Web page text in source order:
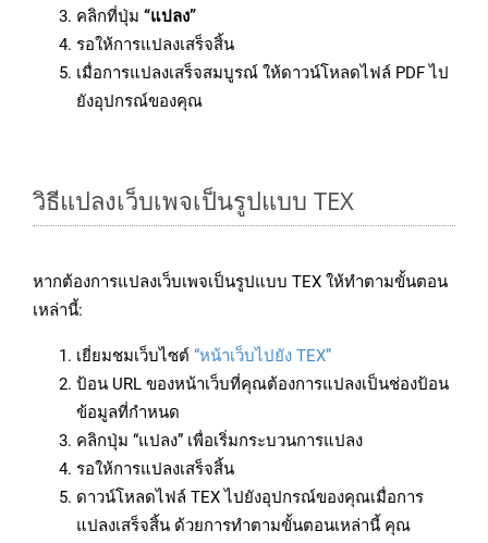
คลิกที่ปุ่ม “แปลง”
รอให้การแปลงเสร็จสิ้น
เมื่อการแปลงเสร็จสมบูรณ์ ให้ดาวน์โหลดไฟล์ PDF ไป
ยังอุปกรณ์ของคุณ
วิธีแปลงเว็บเพจเป็นรูปแบบ TEX
หากต้องการแปลงเว็บเพจเป็นรูปแบบ TEX ให้ทำตามขั้นตอน
เหล่านี้:
เยี่ยมชมเว็บไซต์ “หน้าเว็บไปยัง TEX”
ป้อน URL ของหน้าเว็บที่คุณต้องการแปลงเป็นช่องป้อน
ข้อมูลที่กำหนด
คลิกปุ่ม “แปลง” เพื่อเริ่มกระบวนการแปลง
รอให้การแปลงเสร็จสิ้น
ดาวน์โหลดไฟล์ TEX ไปยังอุปกรณ์ของคุณเมื่อการ
แปลงเสร็จสิ้น ด้วยการทำตามขั้นตอนเหล่านี้ คุณ